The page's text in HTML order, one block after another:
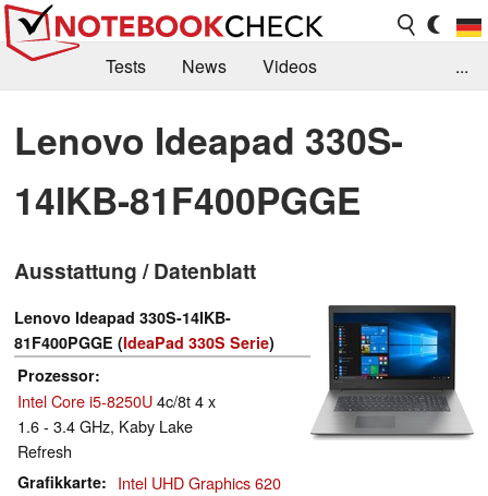
Tests News
Videos
Kaufberatung
Deals Suche
Jobs
Forum
...
Lenovo Ideapad 330S-
14IKB-81F400PGGE
Ausstattung / Datenblatt
Lenovo Ideapad 330S-14IKB-
81F400PGGE (IdeaPad 330S Serie)
Prozessor
Intel Core i5-8250U4c/8t 4 x
1.6 - 3.4 GHz, Kaby Lake
Refresh
Grafikkarte Intel UHD Graphics 620